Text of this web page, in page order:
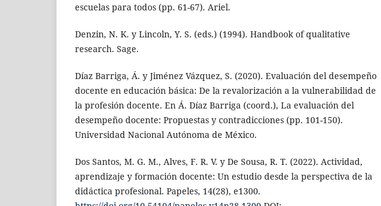
escuelas para todos (pp. 61-67). Ariel.
Denzin, N. K. y Lincoln, Y. S. (eds.) (1994). Handbook of qualitative
research. Sage.
Díaz Barriga, Á. y Jiménez Vázquez, S. (2020). Evaluación del desempeño
docente en educación básica: De la revalorización a la vulnerabilidad de
la profesión docente. En Á. Díaz Barriga (coord.), La evaluación del
desempeño docente: Propuestas y contradicciones (pp. 101-150).
Universidad Nacional Autónoma de México.
Dos Santos, M. G. M., Alves, F. R. V. y De Sousa, R. T. (2022). Actividad,
aprendizaje y formación docente: Un estudio desde la perspectiva de la
didáctica profesional. Papeles, 14(28), e1300.